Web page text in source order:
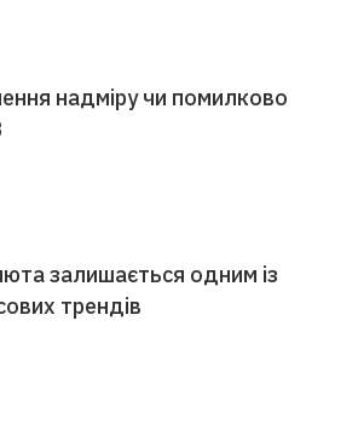
надміру чи помилково
залишається одним із
трендів